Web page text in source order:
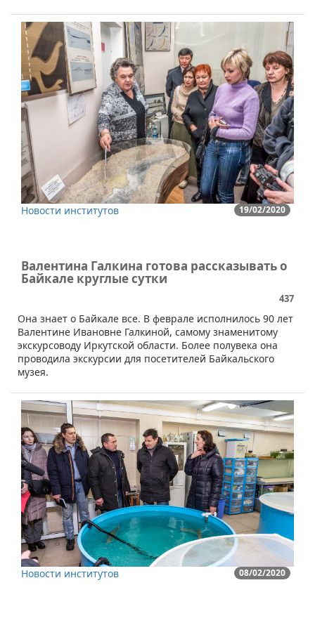
19/02/2020
Новости институтов
Валентина Галкина готова рассказывать о
Байкале круглые сутки
437
​Она знает о Байкале все. В феврале исполнилось 90 лет
Валентине Ивановне Галкиной, самому знаменитому
экскурсоводу Иркутской области. Более полувека она
проводила экскурсии для посетителей Байкальского
музея.
08/02/2020
Новости институтов